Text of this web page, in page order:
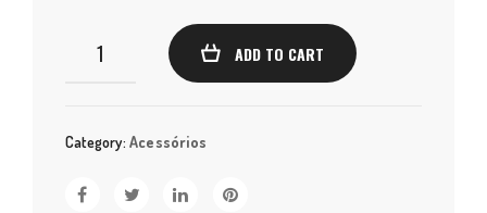
ZZONN
Inox
ADD TO CART
Category: Acessórios